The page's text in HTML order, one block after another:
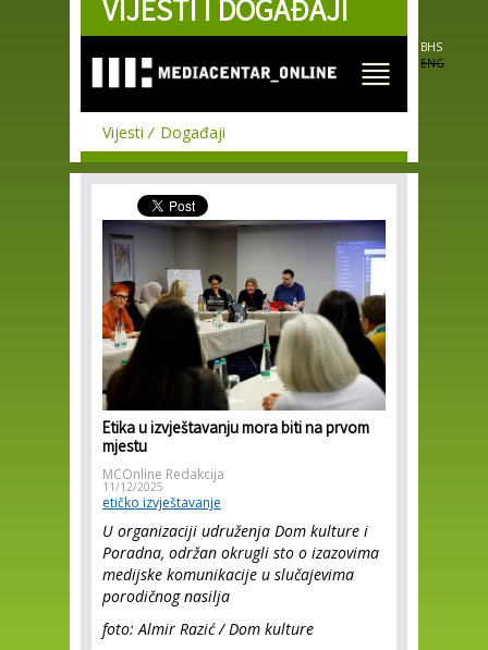
Skip to
main
VIJESTI I DOGAĐAJI
BHS
ENG
Vijesti Događaji
Etika u izvještavanju mora biti na prvom
mjestu
MCOnline Redakcija
11/12/2025
etičko izvještavanje
U organizaciji udruženja Dom kulture i
Poradna, održan okrugli sto o izazovima
medijske komunikacije u slučajevima
porodičnog nasilja
foto: Almir Razić / Dom kulture